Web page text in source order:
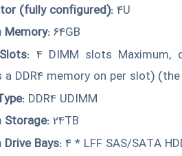
(fully configured):4U
Memory:64GB
4 DIMM slots Maximum,
DDR4 memory on per slot)
DDR4 UDIMM
Storage:24TB
Drive Bays:4 * LFF SAS/SATA